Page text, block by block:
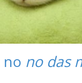
no no das